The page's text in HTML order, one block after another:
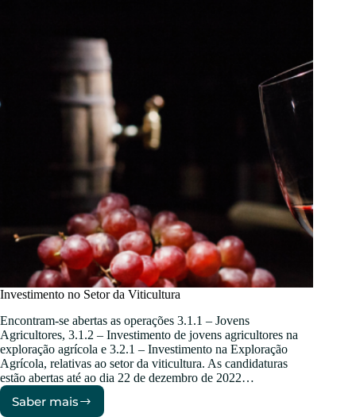
Investimento no Setor da Viticultura
Encontram-se abertas as operações 3.1.1 – Jovens
Agricultores, 3.1.2 – Investimento de jovens agricultores na
exploração agrícola e 3.2.1 – Investimento na Exploração
Agrícola, relativas ao setor da viticultura. As candidaturas
estão abertas até ao dia 22 de dezembro de 2022…
Saber maisInvestimento